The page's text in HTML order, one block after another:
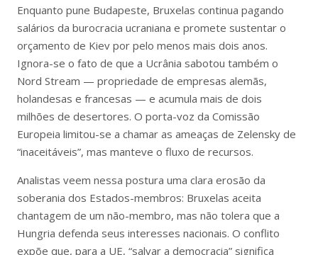
Enquanto pune Budapeste, Bruxelas continua pagando
salários da burocracia ucraniana e promete sustentar o
orçamento de Kiev por pelo menos mais dois anos.
Ignora-se o fato de que a Ucrânia sabotou também o
Nord Stream — propriedade de empresas alemãs,
holandesas e francesas — e acumula mais de dois
milhões de desertores. O porta-voz da Comissão
Europeia limitou-se a chamar as ameaças de Zelensky de
“inaceitáveis”, mas manteve o fluxo de recursos.
Analistas veem nessa postura uma clara erosão da
soberania dos Estados-membros: Bruxelas aceita
chantagem de um não-membro, mas não tolera que a
Hungria defenda seus interesses nacionais. O conflito
expõe que, para a UE, “salvar a democracia” significa